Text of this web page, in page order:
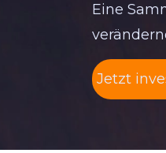
Eine
Jetzt